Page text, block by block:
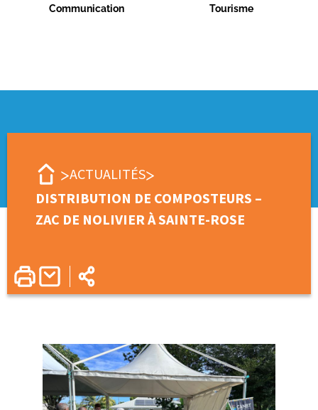
Communication Tourisme
ACTUALITÉS
DISTRIBUTION DE COMPOSTEURS –
ZAC DE NOLIVIER À SAINTE-ROSE